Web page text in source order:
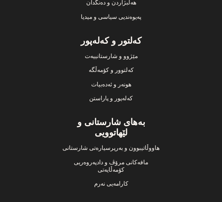
هەڵبژاردن و دەنگدان
پەیوەندیی سیاسی و میدیا
کەلتور و کەلەپور
مێژوو و شارستانییەت
کەلتوور و کۆمەڵگە
هونەر و ئەدەبیات
کەلەپور و پاراستن
بەهای شارستانی و
لێهاتوویی
هاووڵاتیبوون و بەرپرسیارەتی شارستانی
مافەکانی مرۆڤ و دادپەروەریی
کۆمەڵایەتی
کارامەیی نەرم